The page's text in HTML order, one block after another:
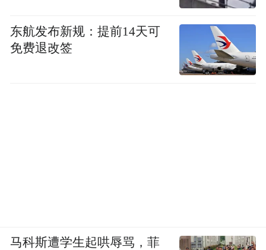
调买机”策略下，利率调整幅度料有限，2.0%
的10年期国债收益率或成向上阻力位。
“特别声明：以上作品内容(包括在内的视频、图片或音
东航发布新规：提前14天可
免费退改签
马科斯遭学生起哄辱骂，菲